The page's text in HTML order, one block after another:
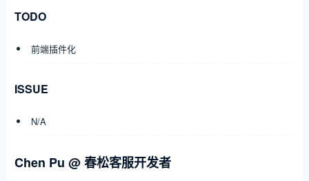
TODO
前端插件化
ISSUE
N/A
Chen Pu @ 春松客服开发者